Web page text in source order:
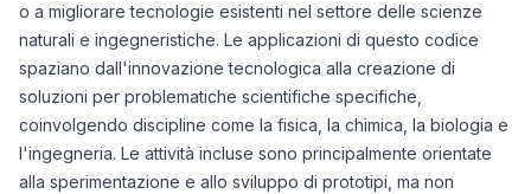
o a migliorare tecnologie esistenti nel settore delle scienze
naturali e ingegneristiche. Le applicazioni di questo codice
spaziano dall'innovazione tecnologica alla creazione di
soluzioni per problematiche scientifiche specifiche,
coinvolgendo discipline come la fisica, la chimica, la biologia e
l'ingegneria. Le attività incluse sono principalmente orientate
alla sperimentazione e allo sviluppo di prototipi, ma non